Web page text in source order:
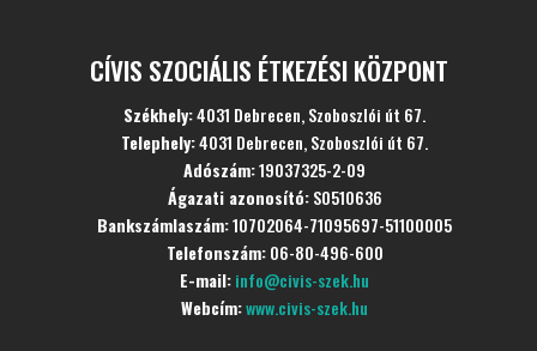
CÍVIS SZOCIÁLIS ÉTKEZÉSI KÖZPONT
Székhely:4031 Debrecen, Szoboszlói út 67.
Telephely:4031 Debrecen, Szoboszlói út 67.
Adószám:19037325-2-09
Ágazati azonosító:S0510636
Bankszámlaszám:10702064-71095697-51100005
Telefonszám:06-80-496-600
E-mail:info@civis-szek.hu
Webcím:www.civis-szek.hu